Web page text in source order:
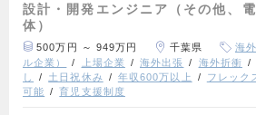
設計・開発エンジニア（その他、
体）
500万円 ～ 949万円 千葉県
海
ル企業）
上場企業 海外出張 海外折衝
し
土日祝休み 年収600万以上 フレック
可能
育児支援制度